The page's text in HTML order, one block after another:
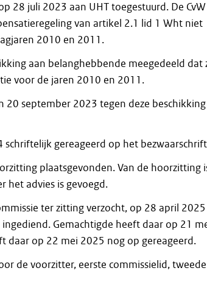
28 juli 2023 aan UHT toegestuurd. De CvW
van artikel 2.1 lid 1 Wht niet
2010 en 2011.
aan belanghebbende meegedeeld dat
voor de jaren 2010 en 2011.
20 september 2023 tegen deze beschikking
gereageerd op het
plaatsgevonden. Van de hoorzitting
het advies is gevoegd.
ter zitting verzocht, op 28 april 2025
Gemachtigde heeft daar op 21
daar op 22 mei 2025 nog op gereageerd.
de voorzitter, eerste commissielid, tweede